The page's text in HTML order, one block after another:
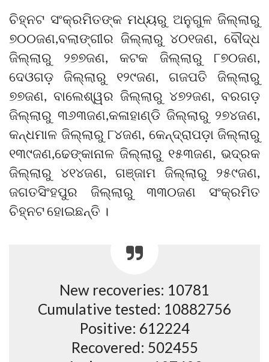
ଚିହ୍ନଟ ସଂକ୍ରମିତଙ୍କ ମଧ୍ୟରୁ ଅନୁଗୁଳ ଜିଲ୍ଲାରୁ
୭୦୦ଜଣ,ବଲାଙ୍ଗୀର ଜିଲ୍ଲାରୁ ୪୦୧ଜଣ, ବୌଦ୍ଧ
ଜିଲ୍ଲାରୁ ୨୭୭ଜଣ, କଟକ ଜିଲ୍ଲାରୁ ୮୭୦ଜଣ,
ଦେଓଗଡ଼ ଜିଲ୍ଲାରୁ ୧୨୯ଜଣ, ଗଜପତି ଜିଲ୍ଲାରୁ
୭୭ଜଣ, ବାଲେଶ୍ୱର ଜିଲ୍ଲାରୁ ୪୭୨ଜଣ, ବରଗଡ଼
ଜିଲ୍ଲାରୁ ୩୬୩ଜଣ,କଳାହାଣ୍ଡି ଜିଲ୍ଲାରୁ ୨୭୪ଜଣ,
କନ୍ଧମାଳ ଜିଲ୍ଲାରୁ ୮୪ଜଣ, କେନ୍ଦ୍ରାପଡ଼ା ଜିଲ୍ଲାରୁ
୧୩୯ଜଣ,ଢେଙ୍କାନାଳ ଜିଲ୍ଲାରୁ ୧୫୩ଜଣ, ଭଦ୍ରକ
ଜିଲ୍ଲାରୁ ୪୧୪ଜଣ, ଗଞ୍ଜାମ ଜିଲ୍ଲାରୁ ୨୫୯ଜଣ,
ଜଗତସିଂହପୁର ଜିଲ୍ଲାରୁ ୩୩୦ଜଣ ସଂକ୍ରମିତ
ଚିହ୍ନଟ ହୋଇଛନ୍ତି ।
New recoveries: 10781
Cumulative tested: 10882756
Positive: 612224
Recovered: 502455